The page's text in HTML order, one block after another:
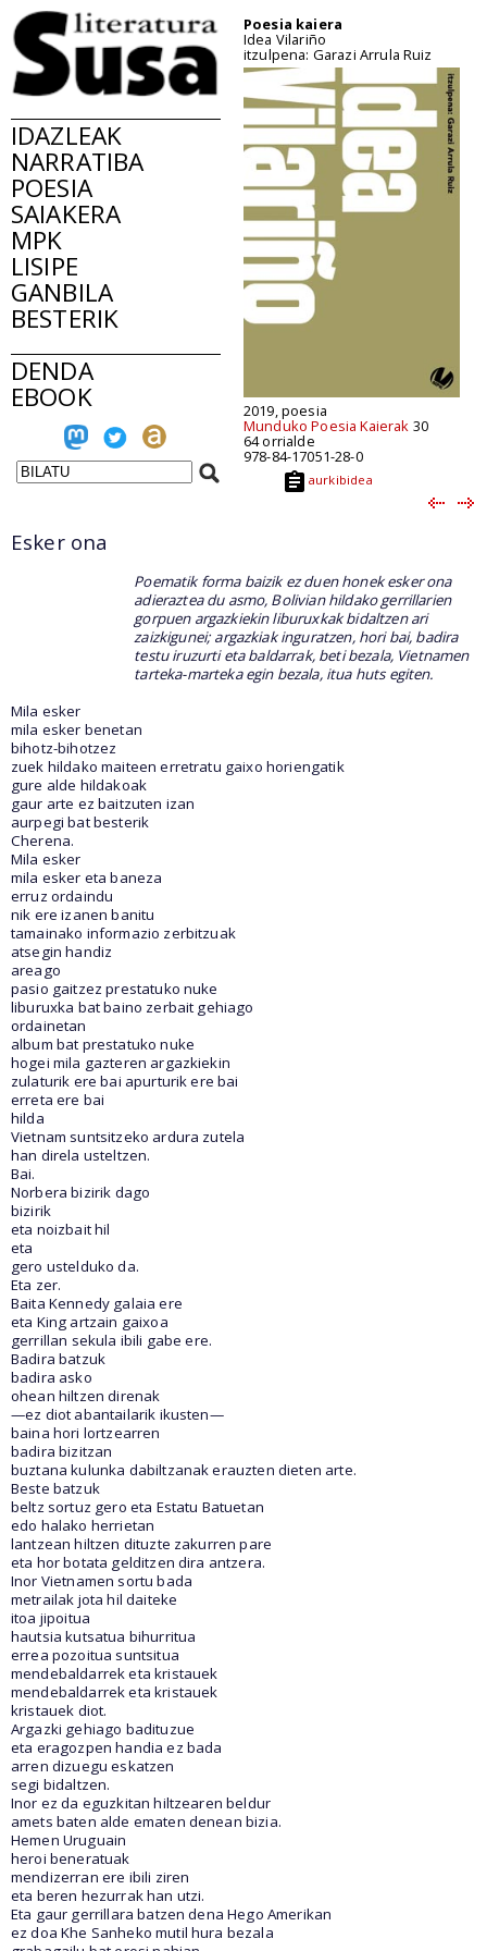
IDAZLEAK
NARRATIBA
POESIA
SAIAKERA
MPK
LISIPE
GANBILA
BESTERIK
DENDA
EBOOK
Poesia kaiera
Idea Vilariño
itzulpena: Garazi Arrula Ruiz
2019, poesia
Munduko Poesia Kaierak 30
64 orrialde
978-84-17051-28-0
aurkibidea
Esker ona
Poematik forma baizik ez duen honek esker ona
adieraztea du asmo, Bolivian hildako gerrillarien
gorpuen argazkiekin liburuxkak bidaltzen ari
zaizkigunei; argazkiak inguratzen, hori bai, badira
testu iruzurti eta baldarrak, beti bezala, Vietnamen
tarteka-marteka egin bezala, itua huts egiten.
Mila esker
mila esker benetan
bihotz-bihotzez
zuek hildako maiteen erretratu gaixo horiengatik
gure alde hildakoak
gaur arte ez baitzuten izan
aurpegi bat besterik
Cherena.
Mila esker
mila esker eta baneza
erruz ordaindu
nik ere izanen banitu
tamainako informazio zerbitzuak
atsegin handiz
areago
pasio gaitzez prestatuko nuke
liburuxka bat baino zerbait gehiago
ordainetan
album bat prestatuko nuke
hogei mila gazteren argazkiekin
zulaturik ere bai apurturik ere bai
erreta ere bai
hilda
Vietnam suntsitzeko ardura zutela
han direla usteltzen.
Bai.
Norbera bizirik dago
bizirik
eta noizbait hil
eta
gero ustelduko da.
Eta zer.
Baita Kennedy galaia ere
eta King artzain gaixoa
gerrillan sekula ibili gabe ere.
Badira batzuk
badira asko
ohean hiltzen direnak
—ez diot abantailarik ikusten—
baina hori lortzearren
badira bizitzan
buztana kulunka dabiltzanak erauzten dieten arte.
Beste batzuk
beltz sortuz gero eta Estatu Batuetan
edo halako herrietan
lantzean hiltzen dituzte zakurren pare
eta hor botata gelditzen dira antzera.
Inor Vietnamen sortu bada
metrailak jota hil daiteke
itoa jipoitua
hautsia kutsatua bihurritua
errea pozoitua suntsitua
mendebaldarrek eta kristauek
mendebaldarrek eta kristauek
kristauek diot.
Argazki gehiago badituzue
eta eragozpen handia ez bada
arren dizuegu eskatzen
segi bidaltzen.
Inor ez da eguzkitan hiltzearen beldur
amets baten alde ematen denean bizia.
Hemen Uruguain
heroi beneratuak
mendizerran ere ibili ziren
eta beren hezurrak han utzi.
Eta gaur gerrillara batzen dena Hego Amerikan
ez doa Khe Sanheko mutil hura bezala